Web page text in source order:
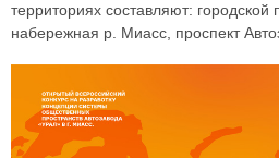
территориях составляют: городской
набережная р. Миасс, проспект